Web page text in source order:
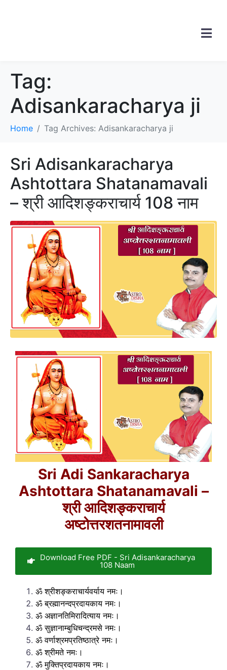
Tag:
Adisankaracharya ji
Home Tag Archives: Adisankaracharya ji
Sri Adisankaracharya
Ashtottara Shatanamavali
– श्री आदिशङ्कराचार्य 108 नाम
Sri Adi Sankaracharya
Ashtottara Shatanamavali –
श्री आदिशङ्कराचार्य
अष्टोत्तरशतनामावली
Download Free PDF - Sri Adisankaracharya
108 Naam
ॐ श्रीशङ्कराचार्यवर्याय नमः।
ॐ ब्रह्मानन्दप्रदायकाय नमः।
ॐ अज्ञानतिमिरादित्याय नमः।
ॐ सुज्ञानाम्बुधिचन्द्रमसे नमः।
ॐ वर्णाश्रमप्रतिष्ठात्रे नमः।
ॐ श्रीमते नमः।
ॐ मुक्तिप्रदायकाय नमः।